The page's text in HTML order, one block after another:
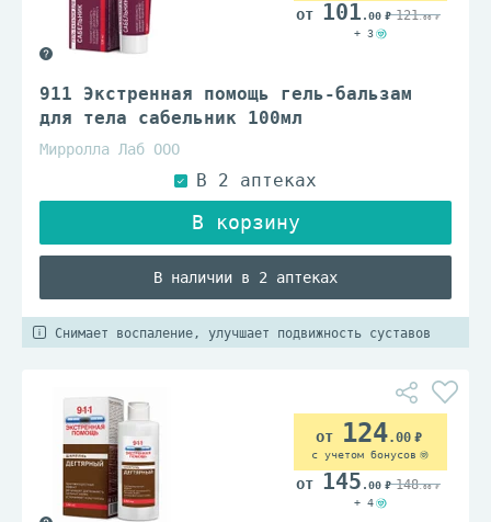
911 Экстренная помощь гель-бальзам
для тела сабельник 100мл
Мирролла Лаб ООО
В наличии в 2 аптеках
101 .00 121.00
+ 3
Снимает воспаление, улучшает подвижность суставов
124.00
с учетом бонусов
145 .00 148.00
+ 4